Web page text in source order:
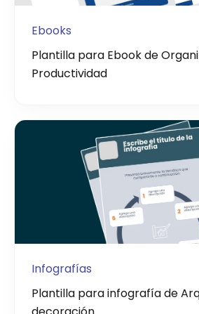
Ebooks
Plantilla para Ebook de
Productividad
Infografías
Plantilla para infografía de